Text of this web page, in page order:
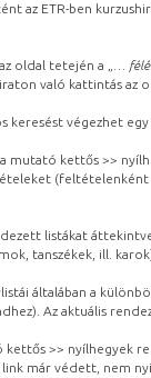
az ETR-ben
oldal tetején a „
…
való kattintás az
keresést végezhet
mutató kettős >>
(feltételenként
listákat
tanszékek, ill.
általában a
Az aktuális
>> nyílhegyek
már védett, nem